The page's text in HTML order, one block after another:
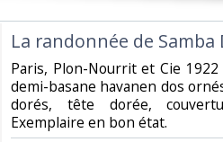
‎La randonnée de Samba
‎Paris, Plon-Nourrit et Cie
demi-basane havanen dos
dorés, tête dorée,
Exemplaire en bon état.‎